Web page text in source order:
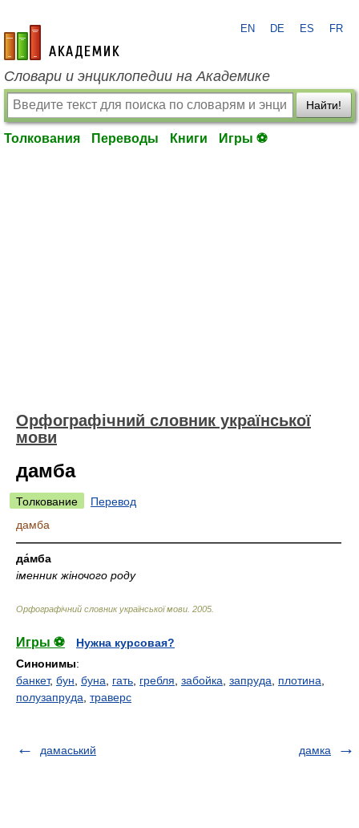
academic.ru
EN DE ES FR
Словари и энциклопедии на Академике
Найти!
Толкования Переводы Книги Игры ⚽
Орфографічний словник української
мови
дамба
Толкование
Перевод
дамба
—————————————————————————————
да́мба
іменник жіночого роду
Орфографічний словник української мови 2005
Игры ⚽
Нужна курсовая?
Синонимы:
банкет, бун буна гать гребля забойка запруда плотина
полузапруда траверс
дамаський дамка